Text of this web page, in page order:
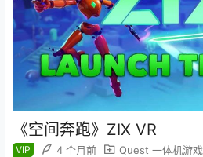
《空间奔跑》ZIX VR
VIP 4 个月前 Quest 一体机游戏